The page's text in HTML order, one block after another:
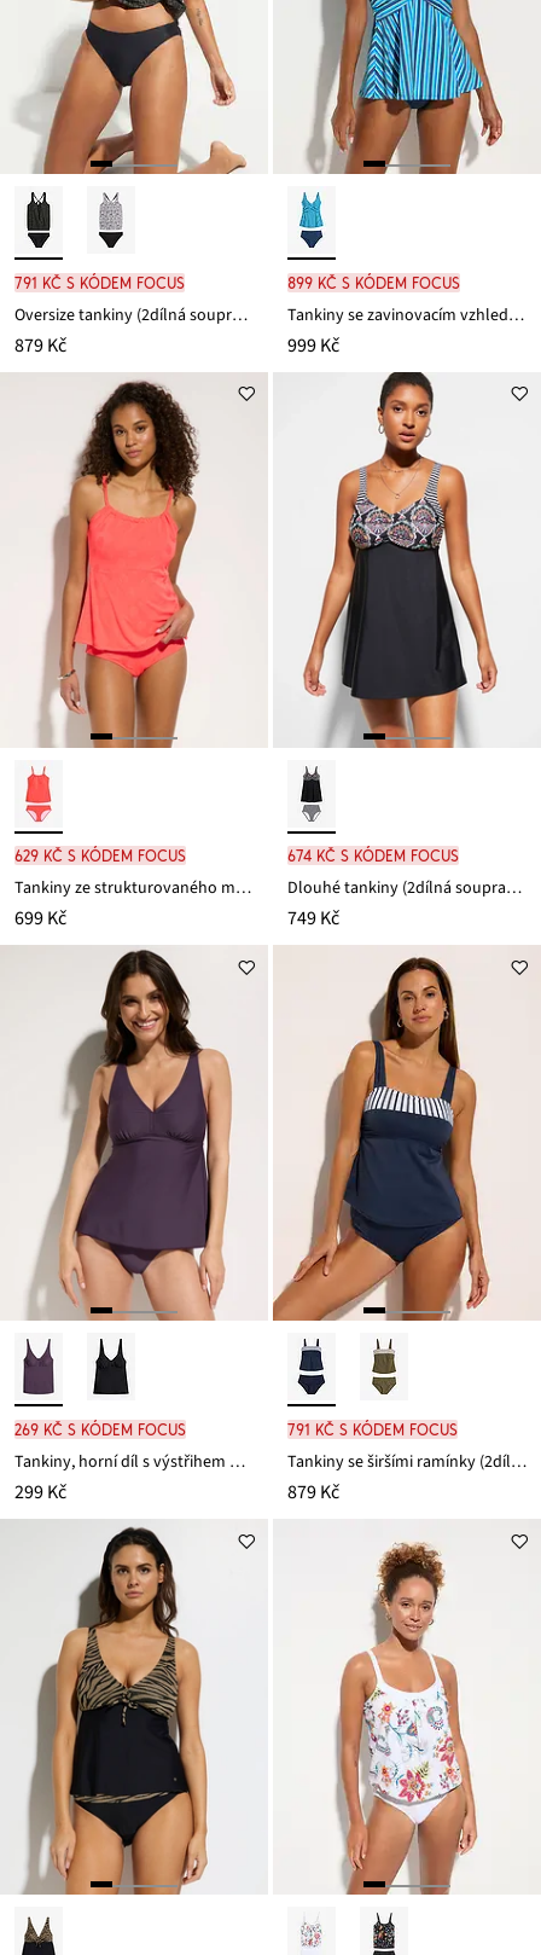
791 Kč s kódem FOCUS
Oversize tankiny (2dílná souprava)
879 Kč
899 Kč s kódem FOCUS
Tankiny se zavinovacím vzhledem (2dílná souprava)
999 Kč
629 Kč s kódem FOCUS
Tankiny ze strukturovaného materiálu (2dílná souprava)
699 Kč
674 Kč s kódem FOCUS
Dlouhé tankiny (2dílná souprava) s bikinovými kalhotkami s vysokým pasem
749 Kč
269 Kč s kódem FOCUS
Tankiny, horní díl s výstřihem do V
299 Kč
791 Kč s kódem FOCUS
Tankiny se širšími ramínky (2dílná souprava)
879 Kč